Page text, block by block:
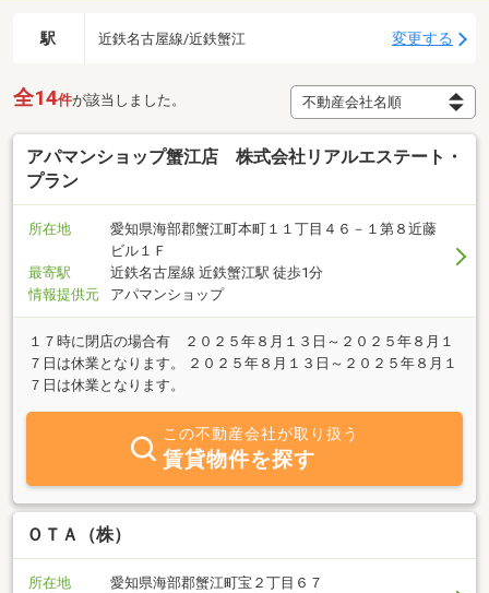
駅 近鉄名古屋線/近鉄蟹江 変更する
全14件が該当しました。
アパマンショップ蟹江店 株式会社リアルエステート・
プラン
所在地
愛知県海部郡蟹江町本町１１丁目４６－１第８近藤
ビル１Ｆ
最寄駅
近鉄名古屋線 近鉄蟹江駅 徒歩1分
情報提供元
アパマンショップ
１７時に閉店の場合有 ２０２５年８月１３日～２０２５年８月１
７日は休業となります。 ２０２５年８月１３日～２０２５年８月１
７日は休業となります。
この不動産会社が取り扱う
賃貸物件を探す
ＯＴＡ（株）
所在地
愛知県海部郡蟹江町宝２丁目６７